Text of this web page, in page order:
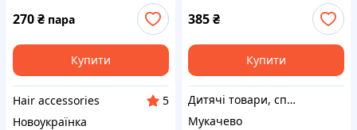
270₴ пара
Купити
Hair accessories
5
Новоукраїнка
385₴
Купити
Дитячі товари, спорт, бутси
Мукачево